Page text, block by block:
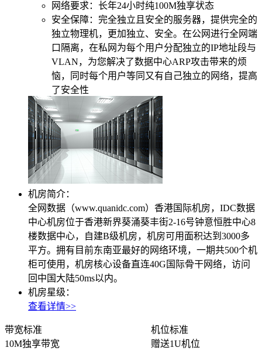
网络要求： 长年24小时纯100M独享状态
安全保障： 完全独立且安全的服务器，提供完全的
独立物理机，更加独立、安全。在公网进行全网端
口隔离，在私网为每个用户分配独立的IP地址段与
VLAN，为您解决了数据中心ARP攻击带来的烦
恼，同时每个用户等同又有自己独立的网络，提高
了安全性
机房简介：
全网数据（www.quanidc.com）香港国际机房，IDC数据
中心机房位于香港新界葵涌葵丰街2-16号钟意恒胜中心8
楼数据中心，自建B级机房，机房可用面积达到3000多
平方。拥有目前东南亚最好的网络环境，一期共500个机
柜可使用，机房核心设备直连40G国际骨干网络， 访问
回中国大陆50ms以内。
机房星级：
查看详情>>
带宽标准
机位标准
10M独享带宽
赠送1U机位